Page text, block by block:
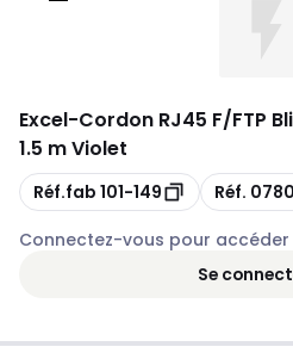
Excel-Cordon RJ45 F/FTP
1.5 m Violet
Copie
Réf.fab 101-149 Copie
Réf.
Connectez-vous pour
Se